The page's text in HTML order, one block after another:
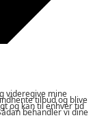
videregive mine
tilbud og blive
og kan til enhver tid
behandler vi dine